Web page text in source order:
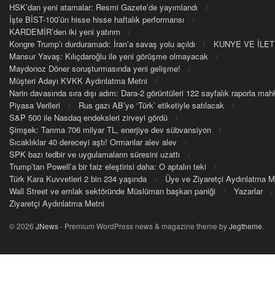
HSK’dan yeni atamalar: Resmi Gazete’de yayımlandı
İşte BİST-100’ün hisse hisse haftalık performansı
KARDEMİR’den iki yeni yatırım
Kongre Trump’ı durduramadı: İran’a savaş yolu açıldı
KUNYE VE
Mansur Yavaş: Kılıçdaroğlu ile yeni görüşme olmayacak
Maydonoz Döner soruşturmasında yeni gelişme!
Müşteri Adayı KVKK Aydınlatma Metni
Narin davasında sıra dışı adım: Dara-2 görüntüleri 122 sayfalık raporla
Piyasa Verileri
Rus gazı AB’ye ‘Türk’ etiketiyle satılacak
S&P 500 ile Nasdaq endeksleri zirveyi gördü
Şimşek: Tarıma 706 milyar TL, enerjiye dev sübvansiyon
Sıcaklıklar 40 dereceyi aştı! Ormanlar alev alev
SPK bazı tedbir ve uygulamaların süresini uzattı
Trump’tan Powell’a bir faiz eleştirisi daha: O aptalın teki
Türk Kara Kuvvetleri 2 bin 234 yaşında
Üye ve Ziyaretçi Aydınlatma
Wall Street ve emlak sektöründe Müslüman başkan paniği
Yazarlar
Ziyaretçi Aydınlatma Metni
© 2026 JNews- Premium WordPress news & magazine theme byJegtheme.